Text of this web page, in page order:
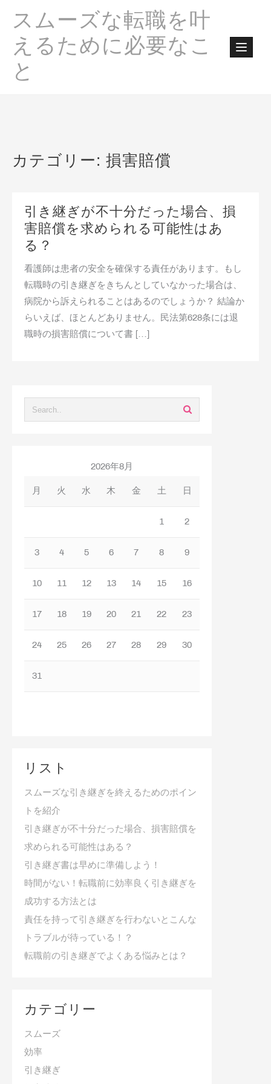
content
スムーズな転職を叶
えるために必要なこ
と
カテゴリー: 損害賠償
引き継ぎが不十分だった場合、損
害賠償を求められる可能性はあ
る？
看護師は患者の安全を確保する責任があります。もし
転職時の引き継ぎをきちんとしていなかった場合は、
病院から訴えられることはあるのでしょうか？ 結論か
らいえば、ほとんどありません。民法第628条には退
職時の損害賠償について書 […]
2026年8月
月 火 水 木 金 土 日
1 2
3 4 5 6 7 8 9
10 11 12 13 14 15 16
17 18 19 20 21 22 23
24 25 26 27 28 29 30
31
リスト
スムーズな引き継ぎを終えるためのポイン
トを紹介
引き継ぎが不十分だった場合、損害賠償を
求められる可能性はある？
引き継ぎ書は早めに準備しよう！
時間がない！転職前に効率良く引き継ぎを
成功する方法とは
責任を持って引き継ぎを行わないとこんな
トラブルが待っている！？
転職前の引き継ぎでよくある悩みとは？
カテゴリー
スムーズ
効率
引き継ぎ